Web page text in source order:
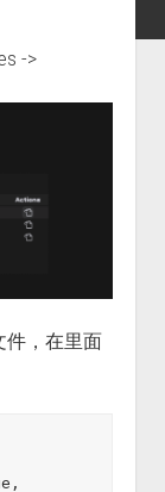
->
件，在里面